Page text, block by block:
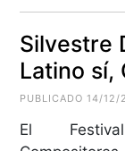
Silvestre
Latino sí,
PUBLICADO 14/12/
El